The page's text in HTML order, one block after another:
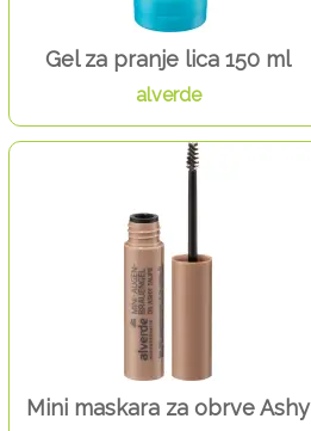
Gel za pranje lica 150 ml
alverde
Mini maskara za obrve Ashy